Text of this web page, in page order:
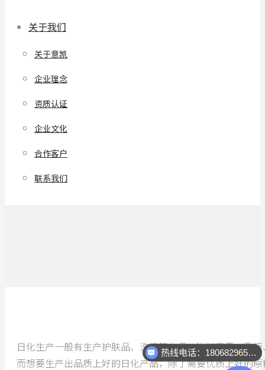
关于我们
关于意凯
企业理念
资质认证
企业文化
合作客户
联系我们
日化生产一般有生产护肤品、洗液等产品，比如膏霜、乳
而想要生产出品质上好的日化产品，除了需要优质上好
热线电话：18068296512